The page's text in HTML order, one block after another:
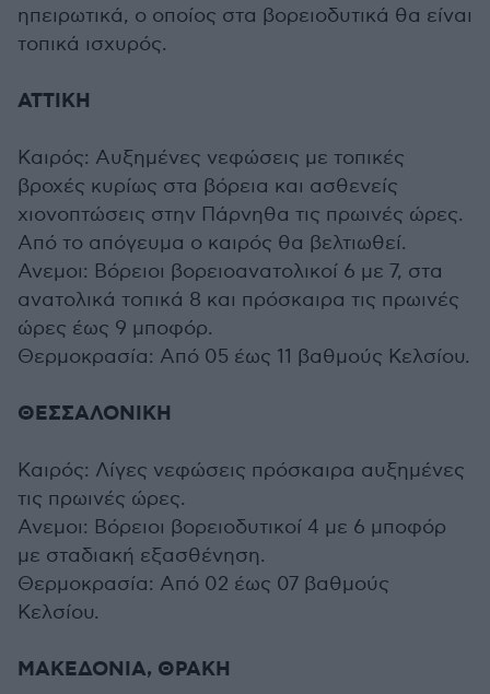
ηπειρωτικά, ο οποίος στα βορειοδυτικά θα είναι
τοπικά ισχυρός.
ΑΤΤΙΚΗ
Καιρός: Αυξημένες νεφώσεις με τοπικές
βροχές κυρίως στα βόρεια και ασθενείς
χιονοπτώσεις στην Πάρνηθα τις πρωινές ώρες.
Από το απόγευμα ο καιρός θα βελτιωθεί.
Ανεμοι: Βόρειοι βορειοανατολικοί 6 με 7, στα
ανατολικά τοπικά 8 και πρόσκαιρα τις πρωινές
ώρες έως 9 μποφόρ.
Θερμοκρασία: Από 05 έως 11 βαθμούς Κελσίου.
ΘΕΣΣΑΛΟΝΙΚΗ
Καιρός: Λίγες νεφώσεις πρόσκαιρα αυξημένες
τις πρωινές ώρες.
Ανεμοι: Βόρειοι βορειοδυτικοί 4 με 6 μποφόρ
με σταδιακή εξασθένηση.
Θερμοκρασία: Από 02 έως 07 βαθμούς
Κελσίου.
ΜΑΚΕΔΟΝΙΑ, ΘΡΑΚΗ